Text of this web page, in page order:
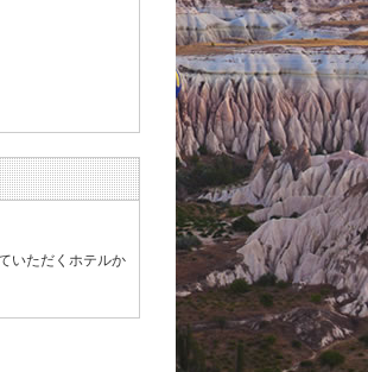
いただくホテルか